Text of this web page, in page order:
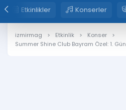
Etkinlikler Konserler
izmirmag Etkinlik
Konser
Summer Shine Club Bayram Özel: 1. Gün